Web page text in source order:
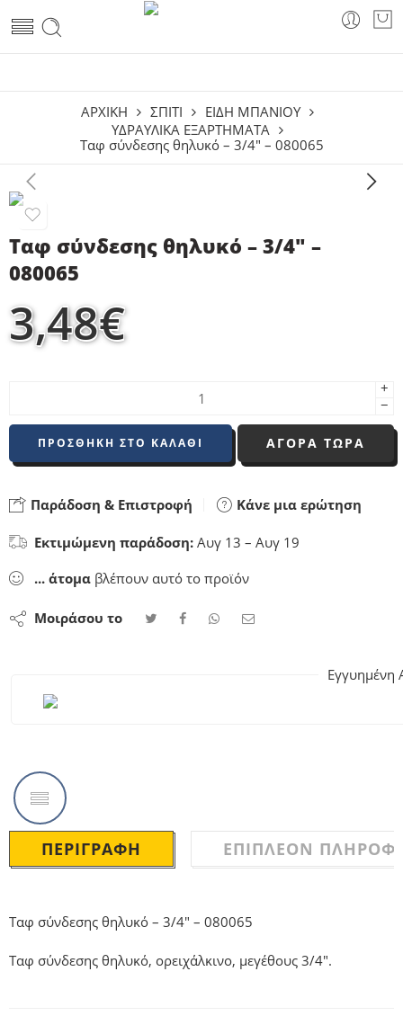
ΑΡΧΙΚΗ ΣΠΙΤΙ
ΕΊΔΗ ΜΠΆΝΙΟΥ
ΥΔΡΑΥΛΙΚΆ ΕΞΑΡΤΉΜΑΤΑ
Ταφ σύνδεσης θηλυκό – 3/4″ – 080065
Ταφ σύνδεσης θηλυκό – 3/4″ –
080065
3,48€
+
−
ΠΡΟΣΘΉΚΗ ΣΤΟ ΚΑΛΆΘΙ ΑΓΟΡΑ ΤΩΡΑ
Παράδοση & Επιστροφή Κάνε μια ερώτηση
Εκτιμώμενη παράδοση: Αυγ 13 – Αυγ 19
... άτομα βλέπουν αυτό το προϊόν
Μοιράσου το
Εγγυημένη
ΠΕΡΙΓΡΑΦΉ ΕΠΙΠΛΈΟΝ
Ταφ σύνδεσης θηλυκό – 3/4″ – 080065
Ταφ σύνδεσης θηλυκό, ορειχάλκινο, μεγέθους 3/4″.